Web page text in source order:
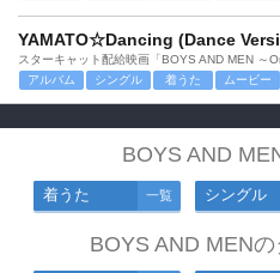
YAMATO☆Dancing (Dance
アルバム
シングル 着うた ムービー
BOYS AND
着うた 一覧 シングル
BOYS AND MEN